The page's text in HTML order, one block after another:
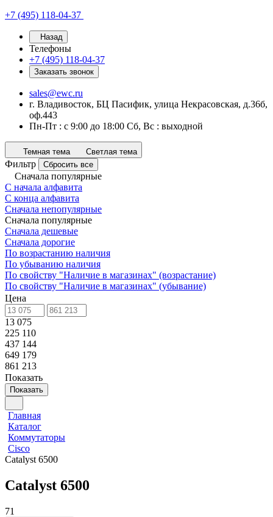
+7 (495) 118-04-37
Назад
Телефоны
+7 (495) 118-04-37
Заказать звонок
sales@ewc.ru
г. Владивосток, БЦ Пасифик, улица Некрасовская, д.36б,
оф.443
Пн-Пт : с 9:00 до 18:00 Сб, Вс : выходной
Темная тема Светлая тема
Фильтр Сбросить все
Сначала популярные
С начала алфавита
С конца алфавита
Сначала непопулярные
Сначала популярные
Сначала дешевые
Сначала дорогие
По возрастанию наличия
По убыванию наличия
По свойству "Наличие в магазинах" (возрастание)
По свойству "Наличие в магазинах" (убывание)
Цена
13 075
225 110
437 144
649 179
861 213
Показать
Показать
Главная
Каталог
Коммутаторы
Cisco
Catalyst 6500
Catalyst 6500
71